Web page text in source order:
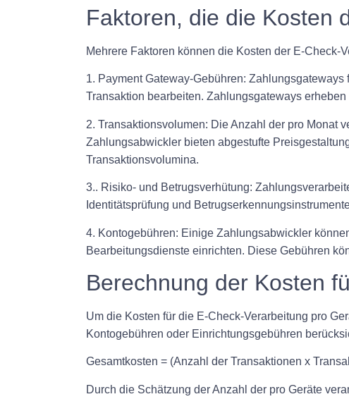
Faktoren, die die Kosten
Mehrere Faktoren können die Kosten der E-
1. Payment Gateway-Gebühren:
Transaktion bearbeiten. Zahlungsgateways
2. Transaktionsvolumen: Die Anzahl der pro Monat
Zahlungsabwickler bieten abgestufte
Transaktionsvolumina.
3.. Risiko- und Betrugsverhütung:
Identitätsprüfung und
4. Kontogebühren: Einige Zahlungsabwickler
Bearbeitungsdienste einrichten. Diese Gebühren
Berechnung der Kosten
Um die Kosten für die E-Check-Verarbeitung pro
Kontogebühren oder Einrichtungsgebühren
Gesamtkosten = (Anzahl der Transaktionen x
Durch die Schätzung der Anzahl der pro Geräte